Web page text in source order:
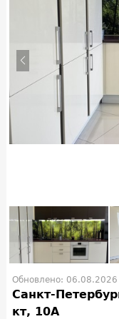
Обновлено: 06.08.2026
Санкт-
кт, 10А